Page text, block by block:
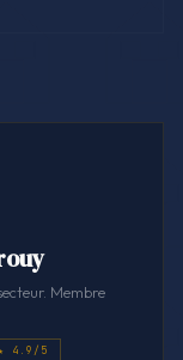
Membre
4.9/5